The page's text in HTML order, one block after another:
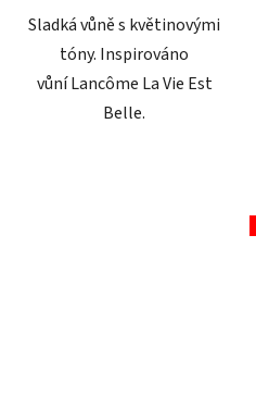
Sladká vůně s květinovými
tóny. Inspirováno
vůní Lancôme La Vie Est
Belle.